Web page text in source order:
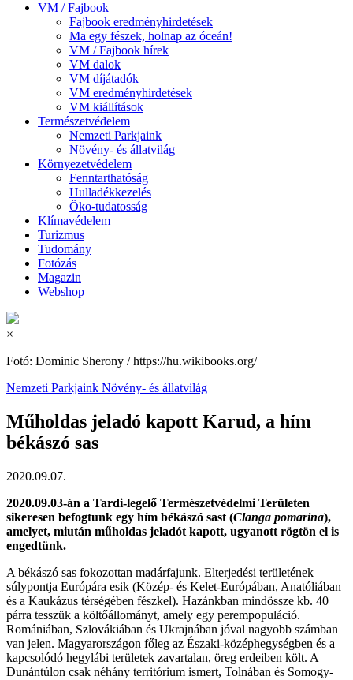
VM / Fajbook
Fajbook eredményhirdetések
Ma egy fészek, holnap az óceán!
VM / Fajbook hírek
VM dalok
VM díjátadók
VM eredményhirdetések
VM kiállítások
Természetvédelem
Nemzeti Parkjaink
Növény- és állatvilág
Környezetvédelem
Fenntarthatóság
Hulladékkezelés
Öko-tudatosság
Klímavédelem
Turizmus
Tudomány
Fotózás
Magazin
Webshop
×
Fotó: Dominic Sherony / https://hu.wikibooks.org/
Nemzeti Parkjaink Növény- és állatvilág
Műholdas jeladó kapott Karud, a hím
békászó sas
2020.09.07.
2020.09.03-án a Tardi-legelő Természetvédelmi Területen
sikeresen befogtunk egy hím békászó sast (Clanga pomarina),
amelyet, miután műholdas jeladót kapott, ugyanott rögtön el is
engedtünk.
A békászó sas fokozottan madárfajunk. Elterjedési területének
súlypontja Európára esik (Közép- és Kelet-Európában, Anatóliában
és a Kaukázus térségében fészkel). Hazánkban mindössze kb. 40
párra tesszük a költőállományt, amely egy perempopuláció.
Romániában, Szlovákiában és Ukrajnában jóval nagyobb számban
van jelen. Magyarországon főleg az Északi-középhegységben és a
kapcsolódó hegylábi területek zavartalan, öreg erdeiben költ. A
Dunántúlon csak néhány territórium ismert, Tolnában és Somogy-